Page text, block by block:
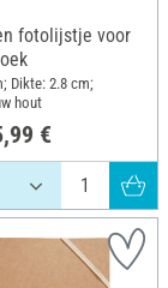
fotolijstje voor
Dikte: 2.8 cm;
hout
€